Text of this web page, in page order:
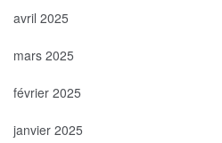
avril 2025
mars 2025
février 2025
janvier 2025